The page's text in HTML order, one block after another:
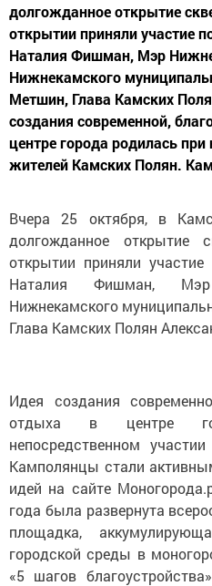
долгожданное открытие
открытии приняли участие
Наталия Фишман, Мэр
Нижнекамского
Метшин, Глава Камских
создания современной,
центре города родилась
жителей Камских Полян.
Вчера 25 октября, в
долгожданное открытие
открытии приняли
Наталия Фишман, Мэр
Нижнекамского
Глава Камских Полян
Идея создания
отдыха в центре
непосредственном
Камполянцы стали
идей на сайте
года была развернута
площадка,
городской среды в
«5 шагов